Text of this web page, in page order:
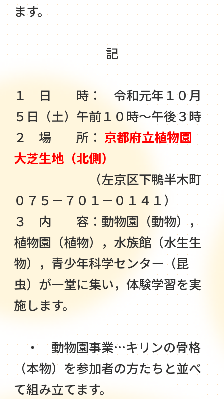
ます。
記
１ 日 時： 令和元年１０月
５日（土）午前１０時～午後３時
２ 場 所： 京都府立植物園
大芝生地（北側）
（左京区下鴨半木町
０７５－７０１－０１４１）
３ 内 容：動物園（動物），
植物園（植物），水族館（水生生
物），青少年科学センター（昆
虫）が一堂に集い，体験学習を実
施します。
・ 動物園事業…キリンの骨格
（本物）を参加者の方たちと並べ
て組み立てます。